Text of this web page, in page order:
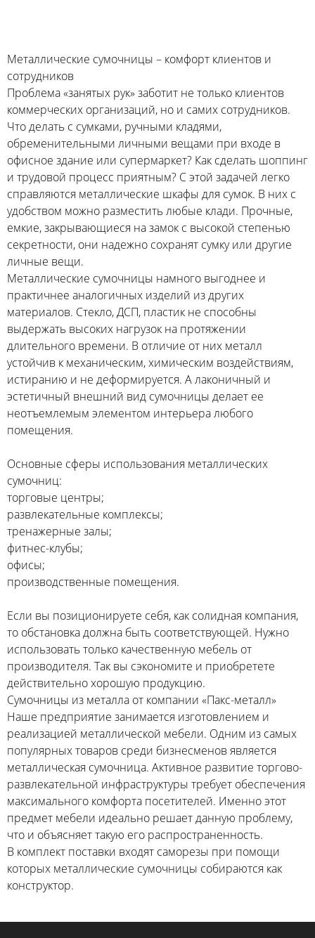
Металлические сумочницы – комфорт клиентов и
сотрудников
Проблема «занятых рук» заботит не только клиентов
коммерческих организаций, но и самих сотрудников.
Что делать с сумками, ручными кладями,
обременительными личными вещами при входе в
офисное здание или супермаркет? Как сделать шоппинг
и трудовой процесс приятным? С этой задачей легко
справляются металлические шкафы для сумок. В них с
удобством можно разместить любые клади. Прочные,
емкие, закрывающиеся на замок с высокой степенью
секретности, они надежно сохранят сумку или другие
личные вещи.
Металлические сумочницы намного выгоднее и
практичнее аналогичных изделий из других
материалов. Стекло, ДСП, пластик не способны
выдержать высоких нагрузок на протяжении
длительного времени. В отличие от них металл
устойчив к механическим, химическим воздействиям,
истиранию и не деформируется. А лаконичный и
эстетичный внешний вид сумочницы делает ее
неотъемлемым элементом интерьера любого
помещения.
Основные сферы использования металлических
сумочниц:
торговые центры;
развлекательные комплексы;
тренажерные залы;
фитнес-клубы;
офисы;
производственные помещения.
Если вы позиционируете себя, как солидная компания,
то обстановка должна быть соответствующей. Нужно
использовать только качественную мебель от
производителя. Так вы сэкономите и приобретете
действительно хорошую продукцию.
Сумочницы из металла от компании «Пакс-металл»
Наше предприятие занимается изготовлением и
реализацией металлической мебели. Одним из самых
популярных товаров среди бизнесменов является
металлическая сумочница. Активное развитие торгово-
развлекательной инфраструктуры требует обеспечения
максимального комфорта посетителей. Именно этот
предмет мебели идеально решает данную проблему,
что и объясняет такую его распространенность.
В комплект поставки входят саморезы при помощи
которых металлические сумочницы собираются как
конструктор.